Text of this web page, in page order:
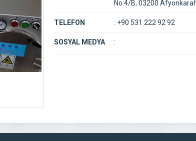
No:4/B, 03200
TELEFON : +90 531 222 92 92
SOSYAL MEDYA :